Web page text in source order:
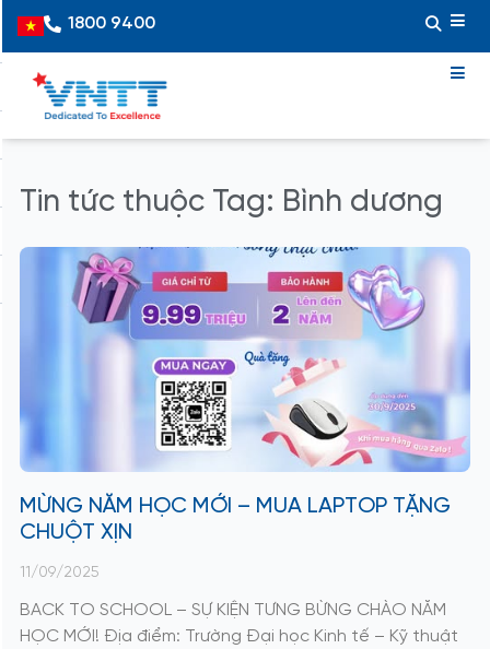
content
Vietnamese
1800 9400
Tin tức thuộc Tag: Bình dương
MỪNG NĂM HỌC MỚI – MUA LAPTOP TẶNG
CHUỘT XỊN
11/09/2025
BACK TO SCHOOL – SỰ KIỆN TƯNG BỪNG CHÀO NĂM
HỌC MỚI! Địa điểm: Trường Đại học Kinh tế – Kỹ thuật